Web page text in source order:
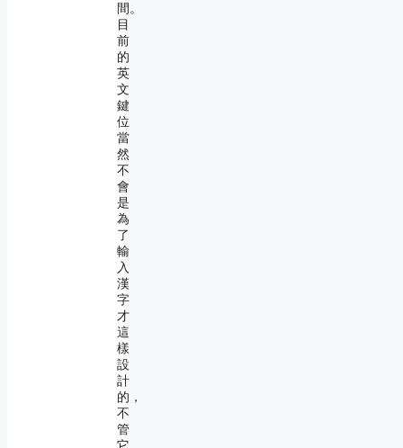
間。
目
前
的
英
文
鍵
位
當
然
不
會
是
為
了
輸
入
漢
字
才
這
樣
設
計
的，
不
管